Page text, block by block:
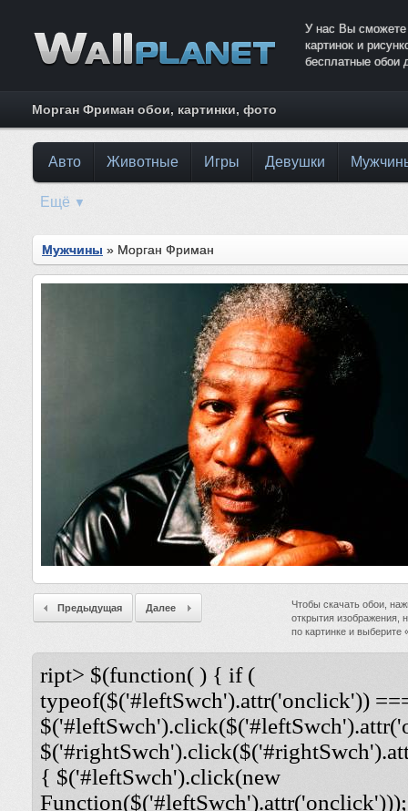
У нас Вы сможете
картинок и
бесплатные обои
Морган Фриман обои, картинки, фото
Авто Животные Игры Девушки
Ещё ▼
Мужчины » Морган Фриман
Чтобы скачать обои,
открытия изображения,
по картинке и
Предыдущая Далее
ript> $(function( ) { if (
typeof($('#leftSwch').attr('onclick'))
{ $('#leftSwch').click(new
Function($('#leftSwch').attr('onclick')));